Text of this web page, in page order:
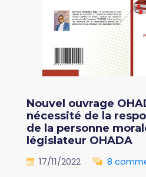
Nouvel ouvrage
nécessité de la
de la personne
législateur OHADA
17/11/2022 8